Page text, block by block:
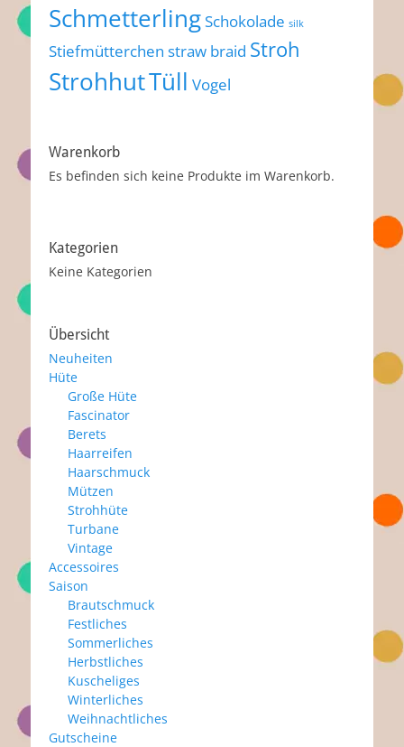
SchmetterlingSchokolade silk
Stiefmütterchen straw braid Stroh
StrohhutTüll Vogel
Warenkorb
Es befinden sich keine Produkte im Warenkorb.
Kategorien
Keine Kategorien
Übersicht
Neuheiten
Hüte
Große Hüte
Fascinator
Berets
Haarreifen
Haarschmuck
Mützen
Strohhüte
Turbane
Vintage
Accessoires
Saison
Brautschmuck
Festliches
Sommerliches
Herbstliches
Kuscheliges
Winterliches
Weihnachtliches
Gutscheine